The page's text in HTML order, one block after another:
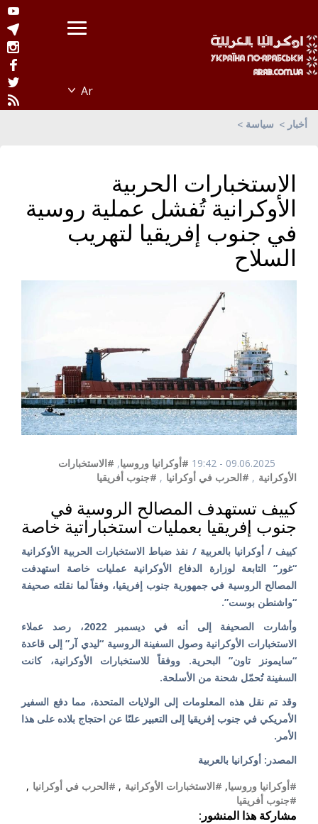
أخبار سياسة
الاستخبارات الحربية
الأوكرانية تُفشل عملية روسية
في جنوب إفريقيا لتهريب
السلاح
09.06.2025 - 19:42 #أوكرانيا وروسيا, #الاستخبارات
الأوكرانية , #الحرب في أوكرانيا , #جنوب أفريقيا
كييف تستهدف المصالح الروسية في
جنوب إفريقيا بعمليات استخباراتية خاصة
كييف / أوكرانيا بالعربية / نفذ ضباط الاستخبارات الحربية الأوكرانية
“غور” التابعة لوزارة الدفاع الأوكرانية عمليات خاصة استهدفت
المصالح الروسية في جمهورية جنوب إفريقيا، وفقاً لما نقلته صحيفة
“واشنطن بوست”.
وأشارت الصحيفة إلى أنه في ديسمبر 2022، رصد عملاء
الاستخبارات الأوكرانية وصول السفينة الروسية “ليدي آر” إلى قاعدة
“سايمونز تاون” البحرية. ووفقاً للاستخبارات الأوكرانية، كانت
السفينة تُحمّل شحنة من الأسلحة.
وقد تم نقل هذه المعلومات إلى الولايات المتحدة، مما دفع السفير
الأمريكي في جنوب إفريقيا إلى التعبير علنًا عن احتجاج بلاده على هذا
الأمر.
المصدر: أوكرانيا بالعربية
#أوكرانيا وروسيا, #الاستخبارات الأوكرانية , #الحرب في أوكرانيا ,
#جنوب أفريقيا
مشاركة هذا المنشور: